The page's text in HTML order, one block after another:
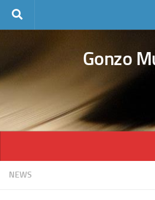
Skip to content
Gonzo
NEWS